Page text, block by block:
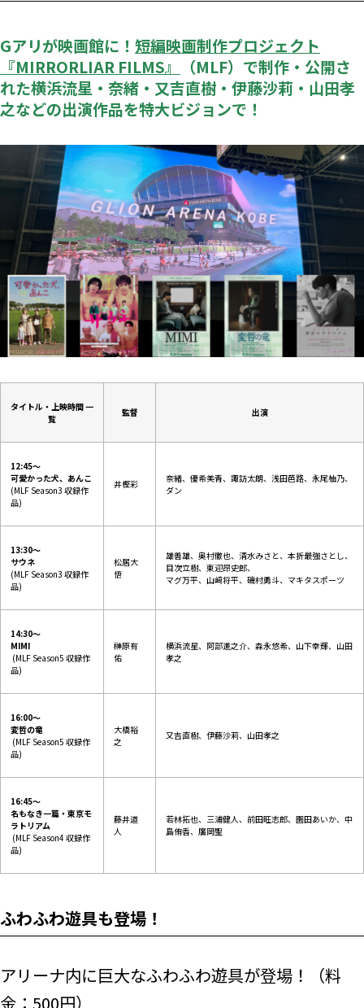
Gアリが映画館に！ 短編映画制作プロジェクト
『MIRRORLIAR FILMS』
（MLF）で制作・公開さ
れた横浜流星・奈緒・又吉直樹・伊藤沙莉・山田孝
之などの出演作品を特大ビジョンで！
タイトル ・上映時間 一
覧
監督 出演
12:45～
可愛かった犬、あんこ
(MLF Season3 収録作
品)
井樫彩
奈緒、優希美青、諏訪太朗、浅田芭路、永尾柚乃、
ダン
13:30～
サウネ
(MLF Season3 収録作
品)
松居大
悟
雄善雄、奥村徹也、清水みさと、本折最強さとし、
目次立樹、東迎昂史郎、
マグ万平、山﨑将平、磯村勇斗、マキタスポーツ
14:30～
MIMI
(MLF Season5 収録作
品)
榊原有
佑
横浜流星、阿部進之介、森永悠希、⼭下幸輝、⼭⽥
孝之
16:00～
変哲の竜
(MLF Season5 収録作
品)
大橋裕
之
又吉直樹、伊藤沙莉、⼭⽥孝之
16:45～
名もなき一篇・東京モ
ラトリアム
(MLF Season4 収録作
品)
藤井道
人
若林拓也、三浦健人、前田旺志郎、園田あいか、中
島侑香、廣岡聖
ふわふわ遊具も登場！
アリーナ内に巨大なふわふわ遊具が登場！（料
金：500円）